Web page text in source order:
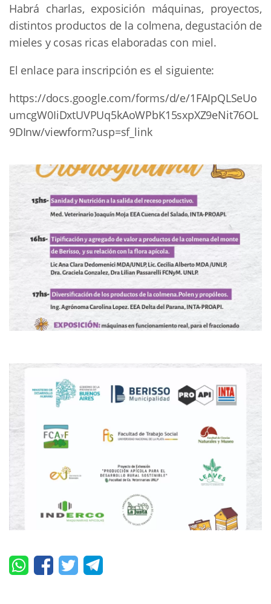
Habrá charlas, exposición máquinas, proyectos,
distintos productos de la colmena, degustación de
mieles y cosas ricas elaboradas con miel.
El enlace para inscripción es el siguiente:
https://docs.google.com/forms/d/e/1FAIpQLSeUo
umcgW0IiDxtUVPUq5kAoWPbK15sxpXZ9eNit76OL
9DInw/viewform?usp=sf_link